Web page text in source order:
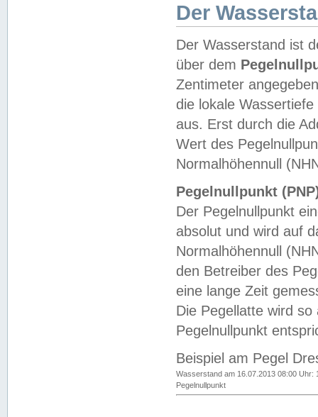
Der
Der Wasserstand ist
über dem
Zentimeter
die lokale
aus. Erst durch die
Wert des
Normalhöhennull
Pegelnullpunkt
Der Pegelnullpunkt
absolut und wird auf
Normalhöhennull
den Betreiber des
eine lange Zeit
Die Pegellatte wird
Pegelnullpunkt
Beispiel am Pegel
Wasserstand am 16.07.2013 08:00 Uhr:
Pegelnullpunkt